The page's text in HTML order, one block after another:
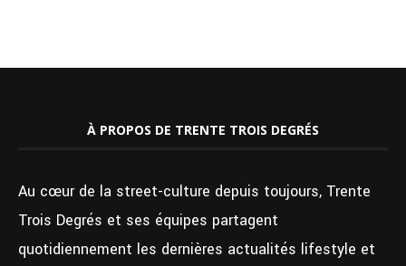
À PROPOS DE TRENTE TROIS DEGRÉS
Au cœur de la street-culture depuis toujours, Trente
Trois Degrés et ses équipes partagent
quotidiennement les dernières actualités lifestyle et